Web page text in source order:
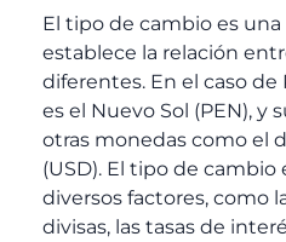
El tipo de cambio es
establece la relación
diferentes. En el caso de
es el Nuevo Sol (PEN), y
otras monedas como el
(USD). El tipo de
diversos factores, como
divisas, las tasas de